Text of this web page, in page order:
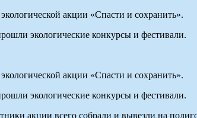
акции «Спасти и сохранить».
экологические конкурсы и фестивали.
акции «Спасти и сохранить».
экологические конкурсы и фестивали.
акции всего собрали и вывезли на